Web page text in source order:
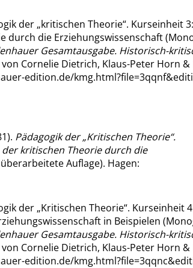
der „kritischen Theorie“. Kurseinheit
durch die Erziehungswissenschaft
Gesamtausgabe. Historisch-
Cornelie Dietrich, Klaus-Peter Horn &
edition.de/
Pädagogik der„Kritischen Theorie“.
kritischen Theorie durch die
Auflage). Hagen:
der „Kritischen Theorie“. Kurseinheit
in Beispielen
Gesamtausgabe. Historisch-
Cornelie Dietrich, Klaus-Peter Horn &
edition.de/